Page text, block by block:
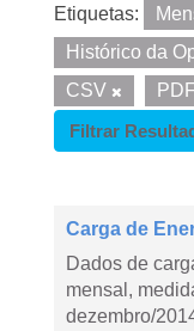
Etiquetas:
Histórico da
CSV
PDF
Filtrar
Carga de
Dados de
mensal,
dezembro/